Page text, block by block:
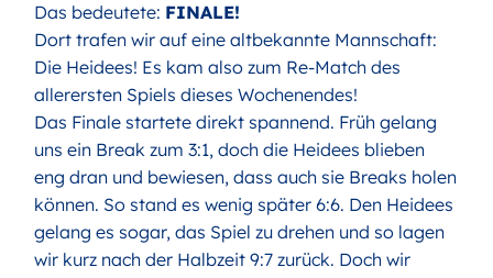
Das bedeutete: FINALE!
Dort trafen wir auf eine altbekannte Mannschaft:
Die Heidees! Es kam also zum Re-Match des
allerersten Spiels dieses Wochenendes!
Das Finale startete direkt spannend. Früh gelang
uns ein Break zum 3:1, doch die Heidees blieben
eng dran und bewiesen, dass auch sie Breaks holen
können. So stand es wenig später 6:6. Den Heidees
gelang es sogar, das Spiel zu drehen und so lagen
wir kurz nach der Halbzeit 9:7 zurück. Doch wir